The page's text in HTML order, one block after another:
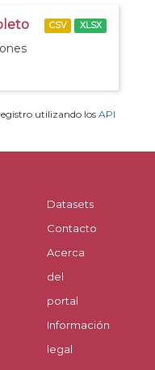
CSV XLSX
utilizando los API
Datasets
Contacto
Acerca
del
portal
Información
legal